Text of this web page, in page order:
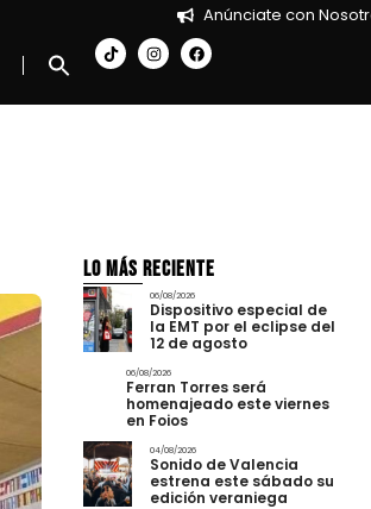
Anúnciate con
Lo más Reciente
06/08/2026
Dispositivo especial de
la EMT por el eclipse del
12 de agosto
06/08/2026
Ferran Torres será
homenajeado este viernes
en Foios
04/08/2026
Sonido de Valencia
estrena este sábado su
edición veraniega